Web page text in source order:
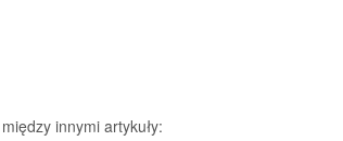
innymi artykuły: